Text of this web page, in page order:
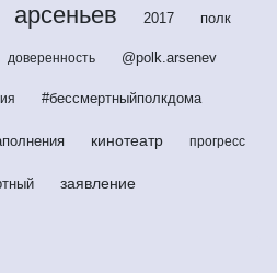
арсеньев 2017 полк
доверенность @polk.arsenev
#бессмертныйполкдома
кинотеатр прогресс
заявление